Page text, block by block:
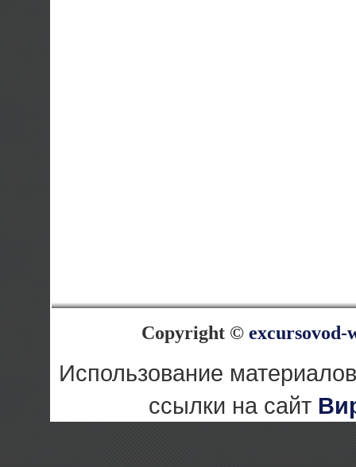
Copyright © excursovod-
Использование
ссылки на сайт